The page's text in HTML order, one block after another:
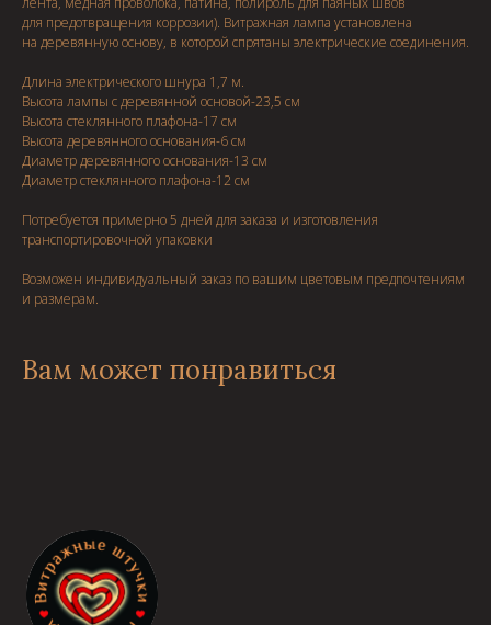
для предотвращения коррозии). Витражная лампа установлена
на деревянную основу, в которой спрятаны электрические соединения.
Длина электрического шнура 1,7 м.
Высота лампы с деревянной основой-23,5 см
Высота стеклянного плафона-17 см
Высота деревянного основания-6 см
Диаметр деревянного основания-13 см
Диаметр стеклянного плафона-12 см
Потребуется примерно 5 дней для заказа и изготовления
транспортировочной упаковки
Возможен индивидуальный заказ по вашим цветовым предпочтениям
и размерам.
Вам может понравиться